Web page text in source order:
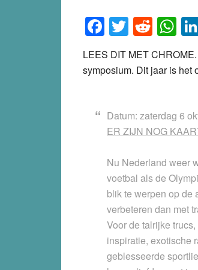
Facebook
Twitter
LEES DIT MET
symposium. Dit jaar is het
Datum: zaterdag 6
ER ZIJN NOG
Nu Nederland weer
voetbal als de
blik te werpen op de
verbeteren dan met
Voor de talrijke
inspiratie, exotische
geblesseerde